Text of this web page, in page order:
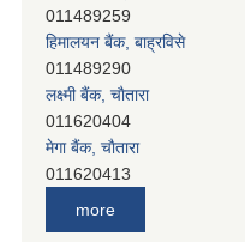
हिमालयन बैंक, बाह्रविसे
011489290
लक्ष्मी बैंक, चाैतारा
011620404
मेगा बैंक, चाैतारा
011620413
जनता बैंक, चाैतारा
011620406
देव विकास बैंक, बाह्रविसे
more